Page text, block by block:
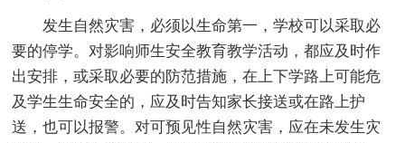
发生自然灾害，必须以生命第一，学校可以采取必
要的停学。对影响师生安全教育教学活动，都应及时作
出安排，或采取必要的防范措施，在上下学路上可能危
及学生生命安全的，应及时告知家长接送或在路上护
送，也可以报警。对可预见性自然灾害，应在未发生灾